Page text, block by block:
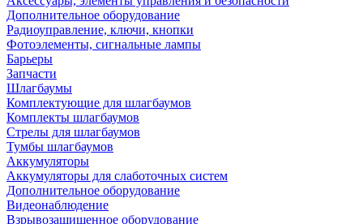
Дополнительное оборудование
Радиоуправление, ключи, кнопки
Фотоэлементы, сигнальные лампы
Барьеры
Запчасти
Шлагбаумы
Комплектующие для шлагбаумов
Комплекты шлагбаумов
Стрелы для шлагбаумов
Тумбы шлагбаумов
Аккумуляторы
Аккумуляторы для слаботочных систем
Дополнительное оборудование
Видеонаблюдение
Взрывозащищенное оборудование